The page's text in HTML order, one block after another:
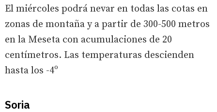
El miércoles podrá nevar en todas las cotas en
zonas de montaña y a partir de 300-500 metros
en la Meseta con acumulaciones de 20
centímetros. Las temperaturas descienden
hasta los -4º
Soria